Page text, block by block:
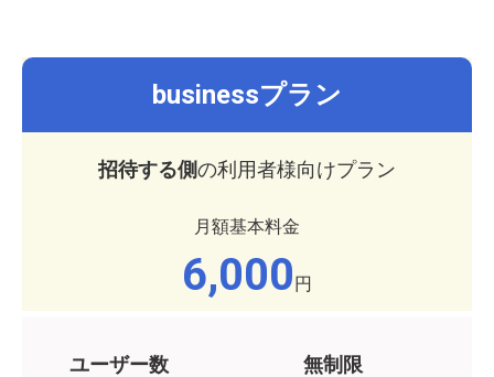
businessプラン
招待する側の利用者様向けプラン
月額基本料金
6,000円
ユーザー数 無制限